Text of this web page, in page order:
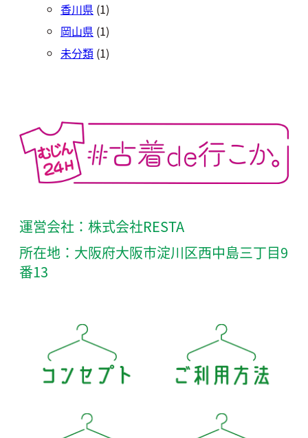
香川県 (1)
岡山県 (1)
未分類 (1)
運営会社：株式会社RESTA
所在地：大阪府大阪市淀川区西中島三丁目9
番13